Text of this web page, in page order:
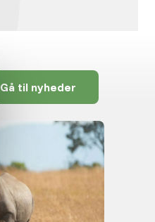
Gå til nyheder